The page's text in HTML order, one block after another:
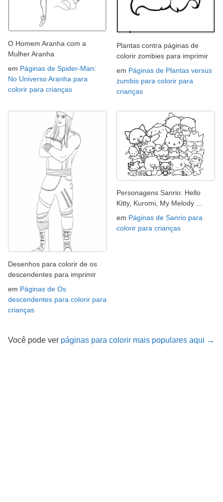
O Homem Aranha com a
Mulher Aranha
em Páginas de Spider-Man:
No Universo Aranha para
colorir para crianças
Plantas contra páginas de
colorir zombies para imprimir
em Páginas de Plantas versus
zumbis para colorir para
crianças
Desenhos para colorir de os
descendentes para imprimir
em Páginas de Os
descendentes para colorir para
crianças
Personagens Sanrio: Hello
Kitty, Kuromi, My Melody ...
em Páginas de Sanrio para
colorir para crianças
Você pode ver páginas para colorir mais populares aqui →